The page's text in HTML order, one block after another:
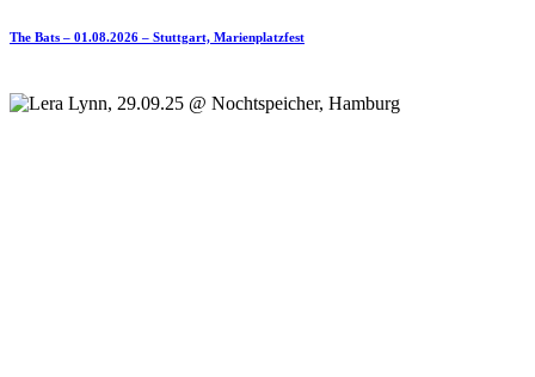
The Bats – 01.08.2026 – Stuttgart, Marienplatzfest